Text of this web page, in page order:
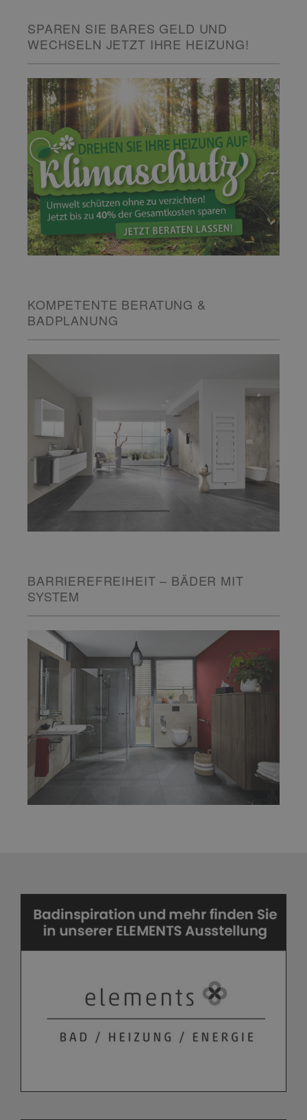
SPAREN SIE BARES GELD UND
WECHSELN JETZT IHRE HEIZUNG!
KOMPETENTE BERATUNG &
BADPLANUNG
BARRIEREFREIHEIT – BÄDER MIT
SYSTEM